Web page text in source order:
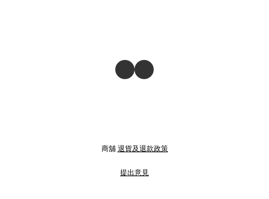
商舖 退貨及退款政策
提出意見